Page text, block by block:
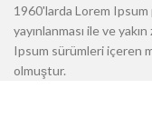
1960'larda Lorem Ipsum
yayınlanması ile ve
Ipsum sürümleri içeren
olmuştur.